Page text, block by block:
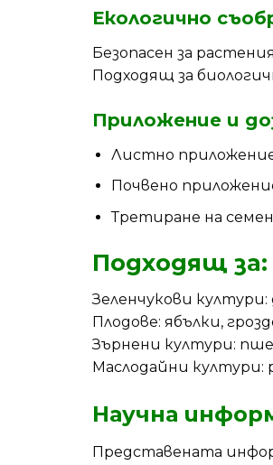
Екологично
Безопасен за
Подходящ за
Приложение и
Листно
Почвено
Третиране на
Подходящ за:
Зеленчукови
Плодове: ябълки,
Зърнени култури:
Маслодайни култури:
Научна
Представената